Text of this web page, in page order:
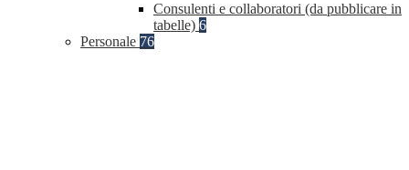
Consulenti e collaboratori (da pubblicare in
tabelle) 6
Personale 76